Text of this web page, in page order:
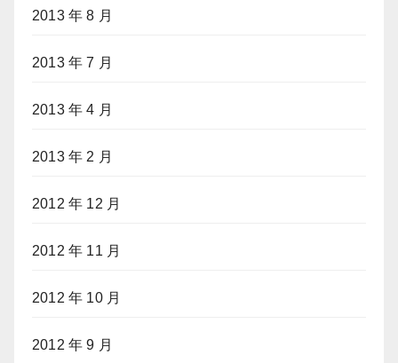
2013 年 8 月
2013 年 7 月
2013 年 4 月
2013 年 2 月
2012 年 12 月
2012 年 11 月
2012 年 10 月
2012 年 9 月